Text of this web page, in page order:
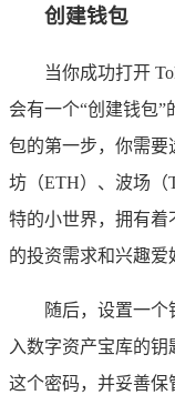
创建钱包
当你成功打开
会有一个“创建钱包
包的第一步，你需要
坊（ETH）、波场（
特的小世界，拥有着
的投资需求和兴趣爱
随后，设置一
入数字资产宝库的
这个密码，并妥善保